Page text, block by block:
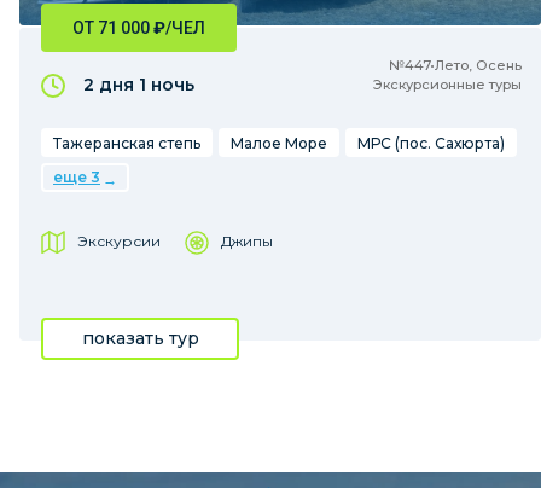
№447•Лето, Осень
Экскурсионные туры
ОТ 71 000₽/ЧЕЛ
2 дня 1 ночь
Тажеранская степь Малое Море
МРС (пос. Сахюрта)
еще 3
Экскурсии Джипы
показать тур